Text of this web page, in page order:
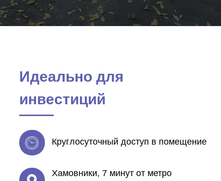
Идеально для
инвестиций
Круглосуточный доступ в помещение
Хамовники, 7 минут от метро